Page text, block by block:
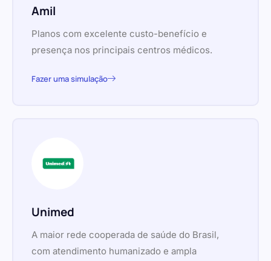
Amil
Planos com excelente custo-benefício e
presença nos principais centros médicos.
Fazer uma simulação
Unimed
A maior rede cooperada de saúde do Brasil,
com atendimento humanizado e ampla